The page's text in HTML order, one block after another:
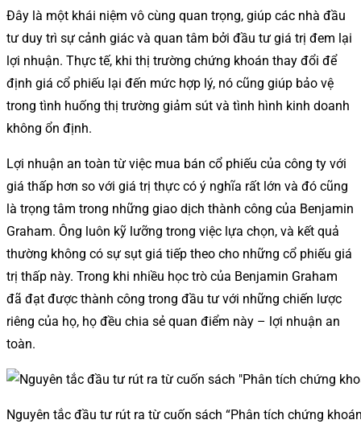
Đây là một khái niệm vô cùng quan trọng, giúp các nhà đầu
tư duy trì sự cảnh giác và quan tâm bởi đầu tư giá trị đem lại
lợi nhuận. Thực tế, khi thị trường chứng khoán thay đổi để
định giá cổ phiếu lại đến mức hợp lý, nó cũng giúp bảo vệ
trong tình huống thị trường giảm sút và tình hình kinh doanh
không ổn định.
Lợi nhuận an toàn từ việc mua bán cổ phiếu của công ty với
giá thấp hơn so với giá trị thực có ý nghĩa rất lớn và đó cũng
là trọng tâm trong những giao dịch thành công của Benjamin
Graham. Ông luôn kỹ lưỡng trong việc lựa chọn, và kết quả
thường không có sự sụt giá tiếp theo cho những cổ phiếu giá
trị thấp này. Trong khi nhiều học trò của Benjamin Graham
đã đạt được thành công trong đầu tư với những chiến lược
riêng của họ, họ đều chia sẻ quan điểm này – lợi nhuận an
toàn.
Nguyên tắc đầu tư rút ra từ cuốn sách “Phân tích chứng